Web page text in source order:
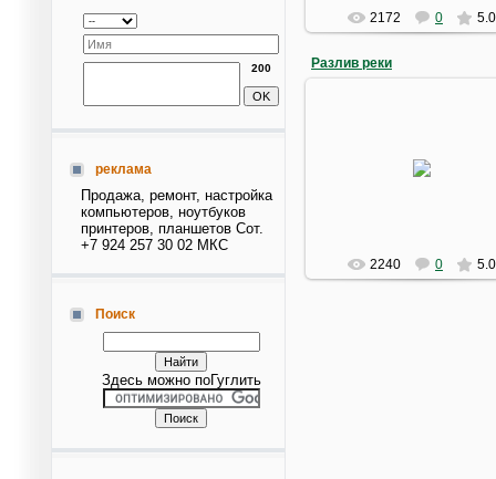
200
реклама
Продажа, ремонт, настройка
компьютеров, ноутбуков
принтеров, планшетов Сот.
+7 924 257 30 02 МКС
Поиск
Здесь можно поГуглить
2172 0 5.0
Разлив реки
Река разлилась после
2240 0 5.0